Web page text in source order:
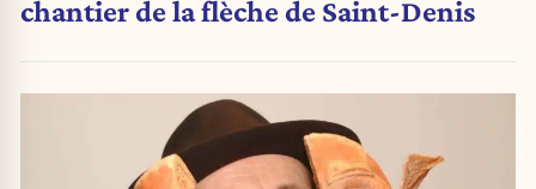
chantier de la flèche de Saint-Denis